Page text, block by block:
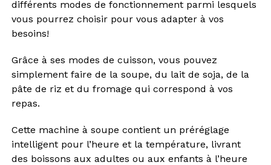
différents modes de fonctionnement parmi lesquels
vous pourrez choisir pour vous adapter à vos
besoins!
Grâce à ses modes de cuisson, vous pouvez
simplement faire de la soupe, du lait de soja, de la
pâte de riz et du fromage qui correspond à vos
repas.
Cette machine à soupe contient un préréglage
intelligent pour l’heure et la température, livrant
des boissons aux adultes ou aux enfants à l’heure